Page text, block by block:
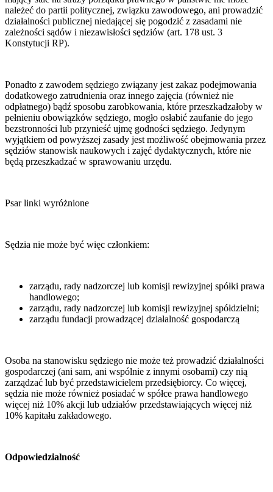
należeć do partii politycznej, związku zawodowego, ani prowadzić
działalności publicznej niedającej się pogodzić z zasadami nie
zależności sądów i niezawisłości sędziów (art. 178 ust. 3
Konstytucji RP).
Ponadto z zawodem sędziego związany jest zakaz podejmowania
dodatkowego zatrudnienia oraz innego zajęcia (również nie
odpłatnego) bądź sposobu zarobkowania, które przeszkadzałoby w
pełnieniu obowiązków sędziego, mogło osłabić zaufanie do jego
bezstronności lub przynieść ujmę godności sędziego. Jedynym
wyjątkiem od powyższej zasady jest możliwość obejmowania przez
sędziów stanowisk naukowych i zajęć dydaktycznych, które nie
będą przeszkadzać w sprawowaniu urzędu.
Psar linki wyróżnione
Sędzia nie może być więc członkiem:
zarządu, rady nadzorczej lub komisji rewizyjnej spółki prawa
handlowego;
zarządu, rady nadzorczej lub komisji rewizyjnej spółdzielni;
zarządu fundacji prowadzącej działalność gospodarczą
Osoba na stanowisku sędziego nie może też prowadzić działalności
gospodarczej (ani sam, ani wspólnie z innymi osobami) czy nią
zarządzać lub być przedstawicielem przedsiębiorcy. Co więcej,
sędzia nie może również posiadać w spółce prawa handlowego
więcej niż 10% akcji lub udziałów przedstawiających więcej niż
10% kapitału zakładowego.
Odpowiedzialność